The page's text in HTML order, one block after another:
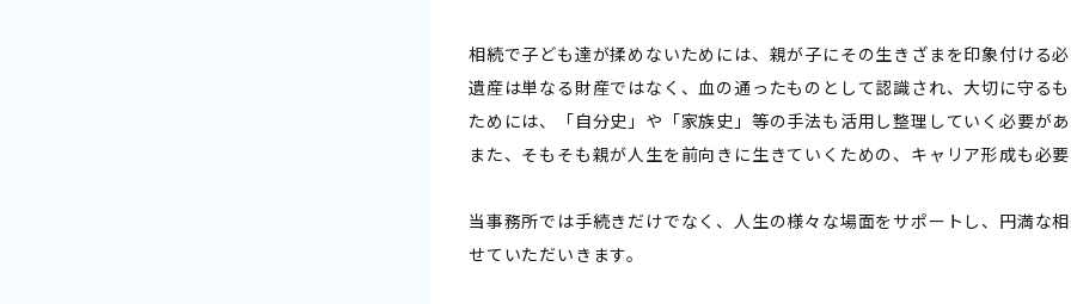
相続で子ども達が揉めないためには、親が子にその生きざまを印象付ける
遺産は単なる財産ではなく、血の通ったものとして認識され、大切に守る
ためには、「自分史」や「家族史」等の手法も活用し整理していく必要が
また、そもそも親が人生を前向きに生きていくための、キャリア形成も必
当事務所では手続きだけでなく、人生の様々な場面をサポートし、円満な
せていただいきます。